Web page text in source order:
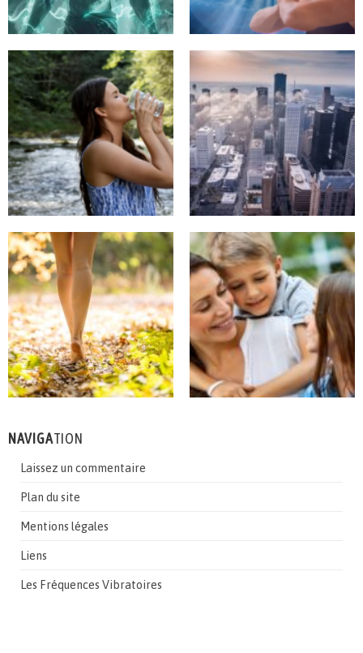
NAVIGATION
Laissez un commentaire
Plan du site
Mentions légales
Liens
Les Fréquences Vibratoires